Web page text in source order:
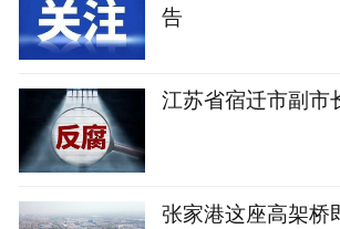
告
江苏省宿迁市副市
张家港这座高架桥